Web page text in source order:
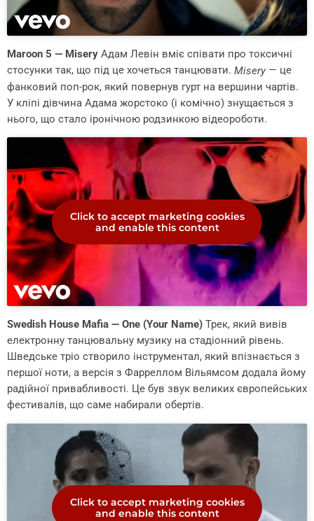
Maroon 5 — Misery Адам Левін вміє співати про токсичні
стосунки так, що під це хочеться танцювати. Misery — це
фанковий поп-рок, який повернув гурт на вершини чартів.
У кліпі дівчина Адама жорстоко (і комічно) знущається з
нього, що стало іронічною родзинкою відеороботи.
Click to accept marketing cookies
and enable this content
Swedish House Mafia — One (Your Name) Трек, який вивів
електронну танцювальну музику на стадіонний рівень.
Шведське тріо створило інструментал, який впізнається з
першої ноти, а версія з Фарреллом Вільямсом додала йому
радійної привабливості. Це був звук великих європейських
фестивалів, що саме набирали обертів.
Click to accept marketing cookies
and enable this content